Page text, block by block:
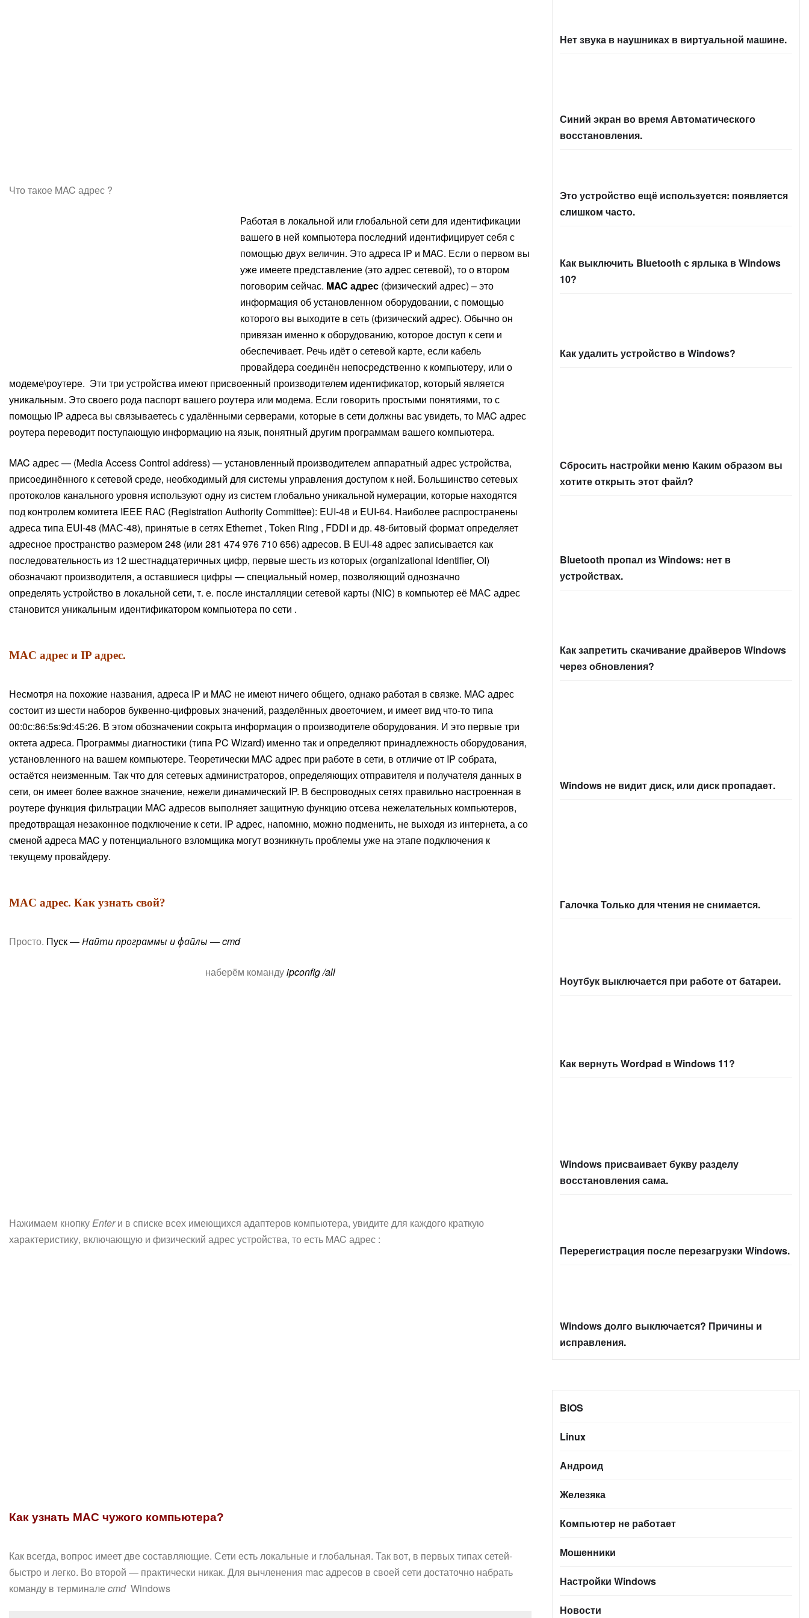
Что такое MAC адрес ?
Работая в локальной или глобальной сети для идентификации
вашего в ней компьютера последний идентифицирует себя с
помощью двух величин. Это адреса IP и MAC. Если о первом вы
уже имеете представление (это адрес сетевой), то о втором
поговорим сейчас. MAC адрес (физический адрес) – это
информация об установленном оборудовании, с помощью
которого вы выходите в сеть (физический адрес). Обычно он
привязан именно к оборудованию, которое доступ к сети и
обеспечивает. Речь идёт о сетевой карте, если кабель
провайдера соединён непосредственно к компьютеру, или о
модеме\роутере. Эти три устройства имеют присвоенный производителем идентификатор, который является
уникальным. Это своего рода паспорт вашего роутера или модема. Если говорить простыми понятиями, то с
помощью IP адреса вы связываетесь с удалёнными серверами, которые в сети должны вас увидеть, то MAC адрес
роутера переводит поступающую информацию на язык, понятный другим программам вашего компьютера.
MAC адрес — (Media Access Control address) — установленный производителем аппаратный адрес устройства,
присоединённого к сетевой среде, необходимый для системы управления доступом к ней. Большинство сетевых
протоколов канального уровня используют одну из систем глобально уникальной нумерации, которые находятся
под контролем комитета IEEE RAC (Registration Authority Committee): EUI-48 и EUI-64. Наиболее распространены
адреса типа EUI-48 (МАС-48), принятые в сетях Ethernet , Token Ring , FDDI и др. 48-битовый формат определяет
адресное пространство размером 248 (или 281 474 976 710 656) адресов. B EUI-48 адрес записывается как
последовательность из 12 шестнадцатеричных цифр, первые шесть из которых (organizational identifier, OI)
обозначают производителя, а оставшиеся цифры — специальный номер, позволяющий однозначно
определять устройство в локальной сети, т. е. после инсталляции сетевой карты (NIC) в компьютер её МАС адрес
становится уникальным идентификатором компьютера по сети .
MAC адрес и IP адрес.
Несмотря на похожие названия, адреса IP и MAC не имеют ничего общего, однако работая в связке. MAC адрес
состоит из шести наборов буквенно-цифровых значений, разделённых двоеточием, и имеет вид что-то типа
00:0с:86:5s:9d:45:26. В этом обозначении сокрыта информация о производителе оборудования. И это первые три
октета адреса. Программы диагностики (типа PC Wizard) именно так и определяют принадлежность оборудования,
установленного на вашем компьютере. Теоретически MAC адрес при работе в сети, в отличие от IP собрата,
остаётся неизменным. Так что для сетевых администраторов, определяющих отправителя и получателя данных в
сети, он имеет более важное значение, нежели динамический IP. В беспроводных сетях правильно настроенная в
роутере функция фильтрации MAC адресов выполняет защитную функцию отсева нежелательных компьютеров,
предотвращая незаконное подключение к сети. IP адрес, напомню, можно подменить, не выходя из интернета, а со
сменой адреса MAC у потенциального взломщика могут возникнуть проблемы уже на этапе подключения к
текущему провайдеру.
MAC адрес. Как узнать свой?
Просто. Пуск —Найти программы и файлы — cmd
наберём командуipconfig /all
Нажимаем кнопкуEnterи в списке всех имеющихся адаптеров компьютера, увидите для каждого краткую
характеристику, включающую и физический адрес устройства, то есть MAC адрес :
Как узнать MAC чужого компьютера?
Как всегда, вопрос имеет две составляющие. Сети есть локальные и глобальная. Так вот, в первых типах сетей-
быстро и легко. Во второй — практически никак. Для вычленения mac адресов в своей сети достаточно набрать
команду в терминале cmd Windows
Нет звука в наушниках в виртуальной машине.
Синий экран во время Автоматического
восстановления.
Это устройство ещё используется: появляется
слишком часто.
Как выключить Bluetooth с ярлыка в Windows
10?
Как удалить устройство в Windows?
Сбросить настройки меню Каким образом вы
хотите открыть этот файл?
Bluetooth пропал из Windows: нет в
устройствах.
Как запретить скачивание драйверов Windows
через обновления?
Windows не видит диск, или диск пропадает.
Галочка Только для чтения не снимается.
Ноутбук выключается при работе от батареи.
Как вернуть Wordpad в Windows 11?
Windows присваивает букву разделу
восстановления сама.
Перерегистрация после перезагрузки Windows.
Windows долго выключается? Причины и
исправления.
BIOS
Linux
Андроид
Железяка
Компьютер не работает
Мошенники
Настройки Windows
Новости